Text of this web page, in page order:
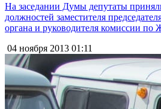
На заседании Думы депутаты
должностей заместителя
органа и руководителя комиссии
04 ноября 2013 01:11